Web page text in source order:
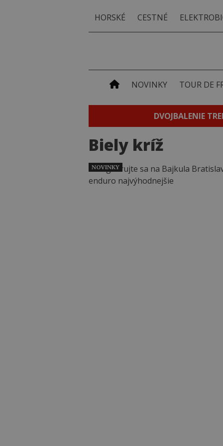
HORSKÉ CESTNÉ
NOVINKY TOUR DE
DVOJBALENIE
Biely kríž
NOVINKY